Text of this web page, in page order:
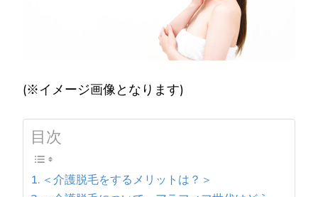
(※イメージ画像となります)
目次
＜介護脱毛をするメリットは？＞